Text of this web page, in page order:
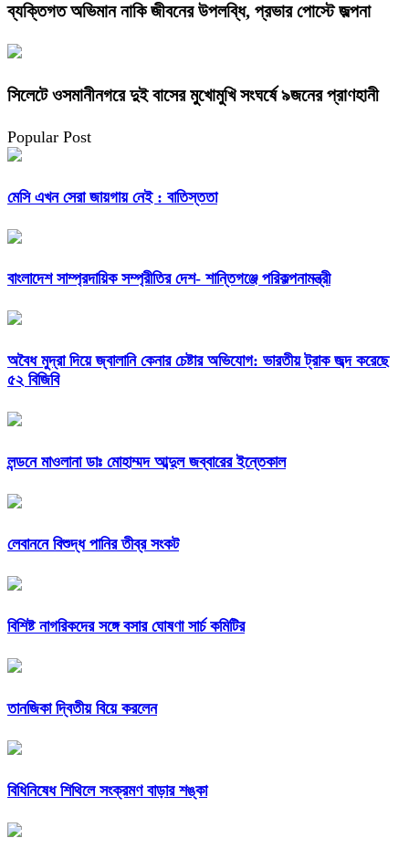
ব্যক্তিগত অভিমান নাকি জীবনের উপলব্ধি, প্রভার পোস্টে জল্পনা
সিলেটে ওসমানীনগরে দুই বাসের মুখোমুখি সংঘর্ষে ৯জনের প্রাণহানী
Popular Post
মেসি এখন সেরা জায়গায় নেই : বাতিস্ততা
বাংলাদেশ সাম্প্রদায়িক সম্প্রীতির দেশ- শান্তিগঞ্জে পরিকল্পনামন্ত্রী
অবৈধ মুদ্রা দিয়ে জ্বালানি কেনার চেষ্টার অভিযোগ: ভারতীয় ট্রাক জব্দ করেছে
৫২ বিজিবি
লন্ডনে মাওলানা ডাঃ মোহাম্মদ আব্দুল জব্বারের ইন্তেকাল
লেবাননে বিশুদ্ধ পানির তীব্র সংকট
বিশিষ্ট নাগরিকদের সঙ্গে বসার ঘোষণা সার্চ কমিটির
তানজিকা দ্বিতীয় বিয়ে করলেন
বিধিনিষেধ শিথিলে সংক্রমণ বাড়ার শঙ্কা